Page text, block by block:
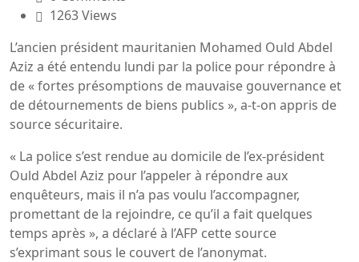
1263 Views
L’ancien président mauritanien Mohamed Ould Abdel
Aziz a été entendu lundi par la police pour répondre à
de « fortes présomptions de mauvaise gouvernance et
de détournements de biens publics », a-t-on appris de
source sécuritaire.
« La police s’est rendue au domicile de l’ex-président
Ould Abdel Aziz pour l’appeler à répondre aux
enquêteurs, mais il n’a pas voulu l’accompagner,
promettant de la rejoindre, ce qu’il a fait quelques
temps après », a déclaré à l’AFP cette source
s’exprimant sous le couvert de l’anonymat.